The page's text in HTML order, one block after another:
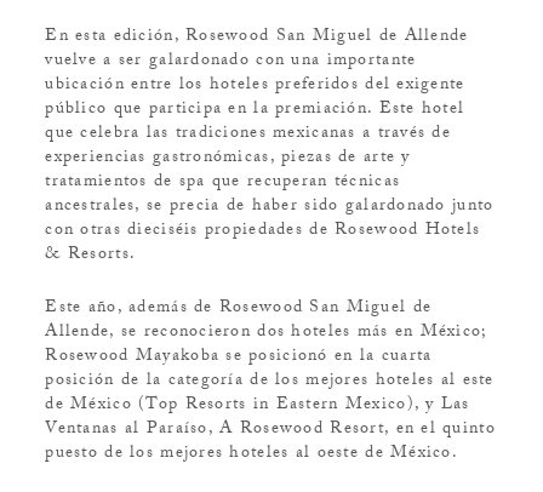
En esta edición, Rosewood San Miguel de Allende
vuelve a ser galardonado con una importante
ubicación entre los hoteles preferidos del exigente
público que participa en la premiación. Este hotel
que celebra las tradiciones mexicanas a través de
experiencias gastronómicas, piezas de arte y
tratamientos de spa que recuperan técnicas
ancestrales, se precia de haber sido galardonado junto
con otras dieciséis propiedades de Rosewood Hotels
& Resorts.
Este año, además de Rosewood San Miguel de
Allende, se reconocieron dos hoteles más en México;
Rosewood Mayakoba se posicionó en la cuarta
posición de la categoría de los mejores hoteles al este
de México (Top Resorts in Eastern Mexico), y Las
Ventanas al Paraíso, A Rosewood Resort, en el quinto
puesto de los mejores hoteles al oeste de México.